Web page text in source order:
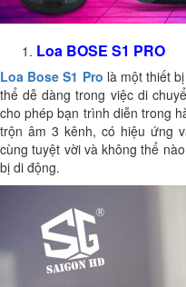
Loa BOSE S1 PRO
Loa Bose S1 Pro là một thiết
thể dễ dàng trong việc di
cho phép bạn trình diễn trong
trộn âm 3 kênh, có hiệu ứng
cùng tuyệt vời và không thể
bị di động.